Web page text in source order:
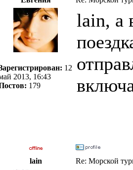
12
2013, 16:43
179
lain, а
lain Re: Морской